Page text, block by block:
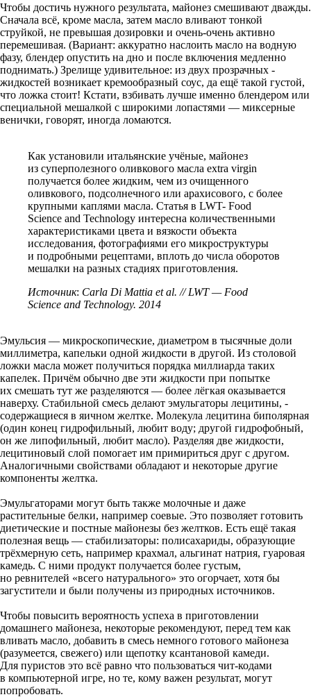
Чтобы достичь нужного результата, майонез смешивают дважды.
Сначала всё, кроме масла, затем масло вливают тонкой
струйкой, не превышая дозировки и очень-­очень активно
перемешивая. (Вариант: аккуратно наслоить масло на водную
фазу, блендер опустить на дно и после включения медлен­но
поднимать.) Зрелище удивитель­ное: из двух прозрачных ­
жидкостей возникает кремообразный соус, да ещё такой густой,
что ложка ­стоит! Кстати, взбивать лучше именно блендером или
специальной мешалкой с широкими лопастями — миксерные
венички, говорят, иногда ломаются.
Как установили итальянские учёные, майонез
из суперполезного оливкового масла extra virgin
получается более жидким, чем из очищенного
оливкового, подсолнечного или арахисового, с более
крупными каплями масла. Статья в LWT- Food
Science and Technology интересна количественными
характеристиками цвета и вязкости объекта
исследования, фотографиями его микроструктуры
и подробными рецептами, вплоть до числа оборотов
мешалки на разных стадиях приготовления.
Источник: Carla Di Mattia et al. // LWT — Food
Science and Technology. 2014
Эмульсия — микроскопические, диаметром в тысячные доли
миллиметра, капельки одной жидкости в другой. Из столовой
ложки масла может получиться порядка миллиарда таких
капелек. Причём обычно две эти жидкости при попытке
их смешать тут же разделяются — более лёгкая оказывается
наверху. Стабильной смесь делают эмульгаторы лецитины, ­
содержащиеся в яичном желтке. Молекула лецитина биполярная
(один конец гидрофильный, любит воду; другой гидрофобный,
он же липофильный, любит масло). Разделяя две жидкости,
лецитиновый слой помогает им примириться друг с другом.
Аналогичными свойствами обладают и некоторые другие
компоненты желтка.
Эмульгаторами могут быть ­также молочные и даже
растительные белки, например соевые. Это позволяет готовить
диетические и постные майонезы без желтков. Есть ещё такая
полезная вещь — стабилизаторы: полисахариды, образующие
трёхмерную сеть, например крахмал, альгинат натрия, гуаровая
камедь. С ними продукт получается более густым,
но ревнителей «всего натурального» это огорчает, хотя бы
загустители и были получены из природных источников.
Чтобы повысить вероятность ус­пеха в приготовлении
домашнего майонеза, некоторые рекомендуют, перед тем как
вливать масло, добавить в смесь немного готового майонеза
(разумеется, свежего) или ­щепотку ксантановой камеди.
Для пуристов это всё равно что пользоваться чит-кодами
в компьютерной игре, но те, кому важен результат, могут
попробовать.